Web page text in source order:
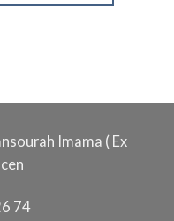
Imama ( Ex
74